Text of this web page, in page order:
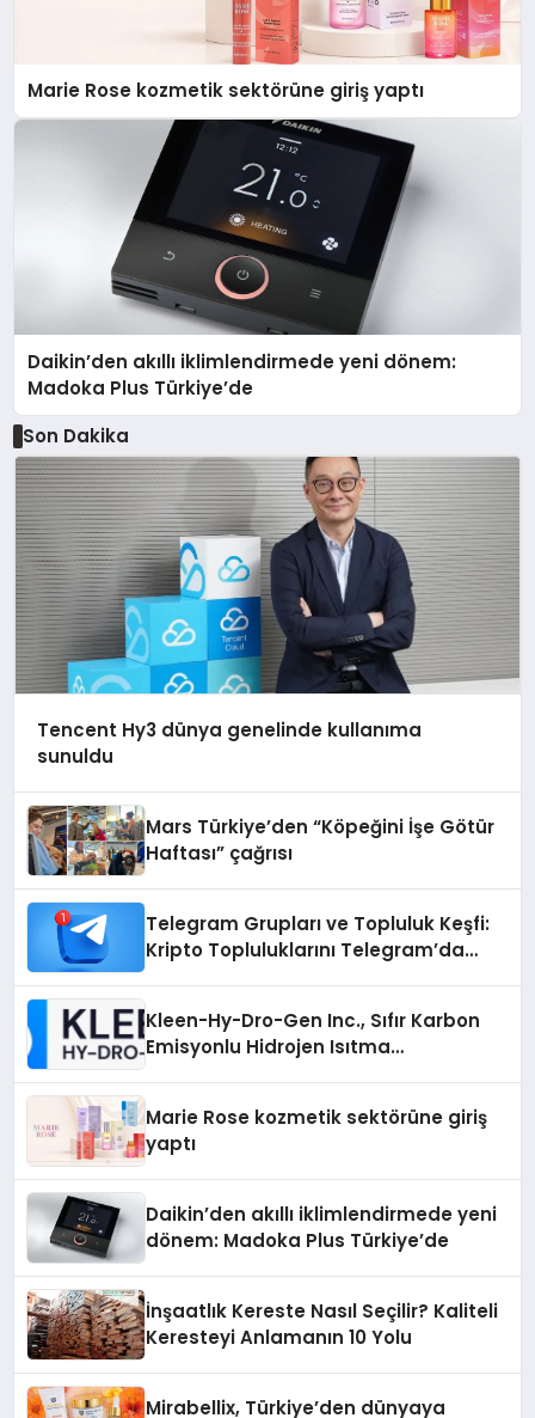
Marie Rose kozmetik sektörüne giriş yaptı
Daikin’den akıllı iklimlendirmede yeni dönem:
Madoka Plus Türkiye’de
Son Dakika
Tencent Hy3 dünya genelinde kullanıma
sunuldu
Mars Türkiye’den “Köpeğini İşe Götür
Haftası” çağrısı
Telegram Grupları ve Topluluk Keşfi:
Kripto Topluluklarını Telegram’da
Kleen-Hy-Dro-Gen Inc., Sıfır Karbon
Emisyonlu Hidrojen Isıtma
Marie Rose kozmetik sektörüne giriş
yaptı
Daikin’den akıllı iklimlendirmede yeni
dönem: Madoka Plus Türkiye’de
İnşaatlık Kereste Nasıl Seçilir? Kaliteli
Keresteyi Anlamanın 10 Yolu
Mirabellix, Türkiye’den dünyaya